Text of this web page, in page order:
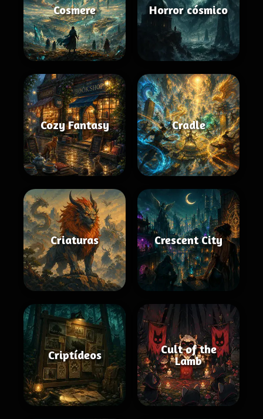
Cosmere Horror cósmico
Cozy Fantasy Cradle
Criaturas Crescent City
Criptídeos
Cult of the
Lamb